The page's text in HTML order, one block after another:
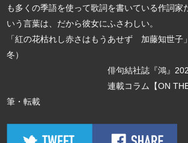
も多くの季語を使って歌詞を書いている作詞家
いう言葉は、だから彼女にふさわしい。
「紅の花枯れし赤さはもうあせず 加藤知世
冬）
俳句結社誌『鴻』2024年
連載コラム【ON THE
筆・転載